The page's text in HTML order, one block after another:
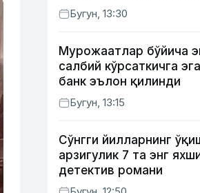
суперюлдузлар
Бугун, 13:30
Мурожаатлар бўйича
салбий кўрсаткичга
банк эълон қилинди
Бугун, 13:15
Сўнгги йилларнинг
арзигулик 7 та энг
детектив романи